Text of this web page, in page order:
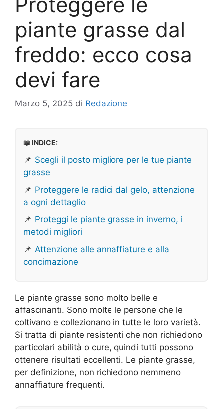
piante grasse dal
freddo: ecco cosa
devi fare
Marzo 5, 2025 di Redazione
📖 INDICE:
📌 Scegli il posto migliore per le tue piante
grasse
📌 Proteggere le radici dal gelo, attenzione
a ogni dettaglio
📌 Proteggi le piante grasse in inverno, i
metodi migliori
📌 Attenzione alle annaffiature e alla
concimazione
Le piante grasse sono molto belle e
affascinanti. Sono molte le persone che le
coltivano e collezionano in tutte le loro varietà.
Si tratta di piante resistenti che non richiedono
particolari abilità o cure, quindi tutti possono
ottenere risultati eccellenti. Le piante grasse,
per definizione, non richiedono nemmeno
annaffiature frequenti.